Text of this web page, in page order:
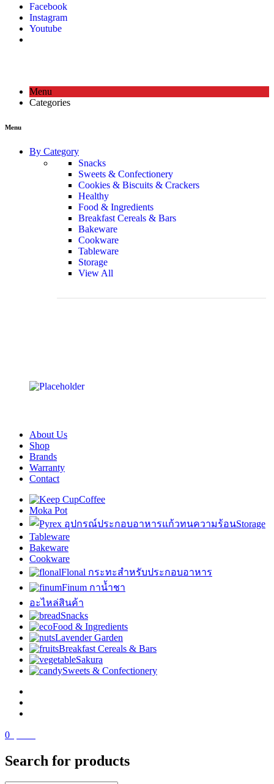
Facebook
Instagram
Youtube
Menu
Categories
Menu
By Category
Snacks
Sweets & Confectionery
Cookies & Biscuits & Crackers
Healthy
Food & Ingredients
Breakfast Cereals & Bars
Bakeware
Cookware
Tableware
Storage
View All
About Us
Shop
Brands
Warranty
Contact
Coffee
Moka Pot
Storage
Tableware
Bakeware
Cookware
Flonal กระทะสำหรับประกอบอาหาร
Finum กาน้ำชา
อะไหล่สินค้า
Snacks
Food & Ingredients
Lavender Garden
Breakfast Cereals & Bars
Sakura
Sweets & Confectionery
0
Search for products